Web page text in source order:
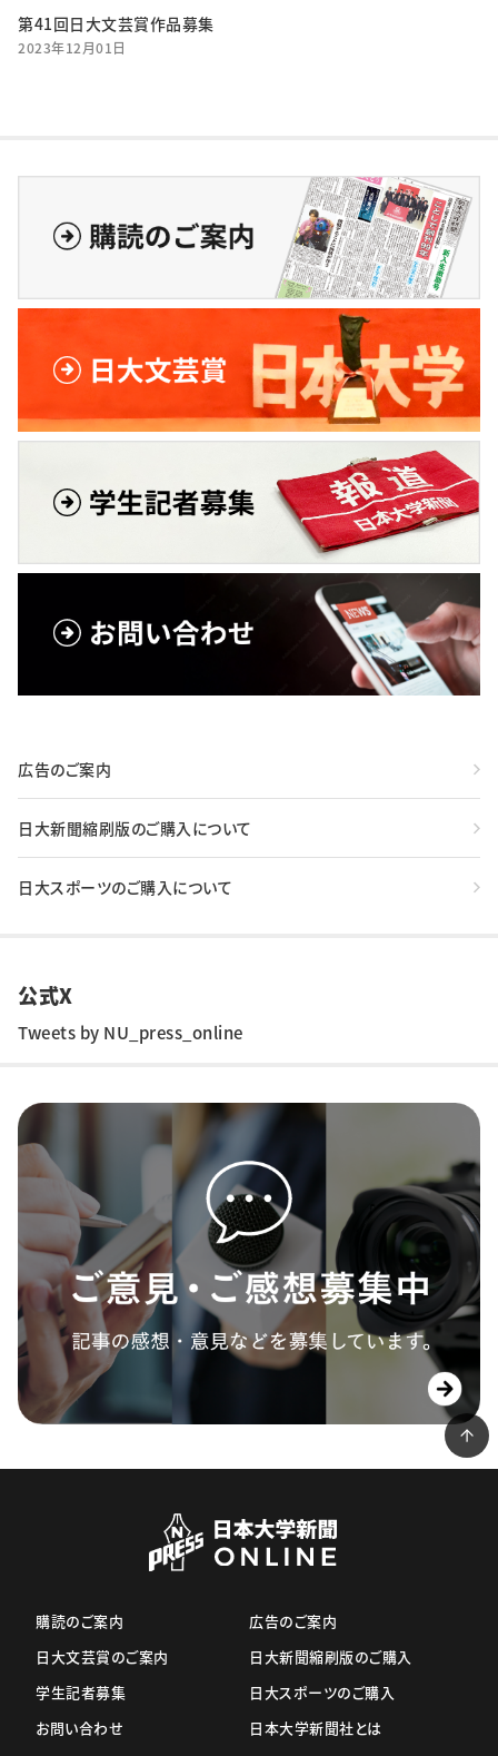
第41回日大文芸賞作品募集
2023年12月01日
広告のご案内
日大新聞縮刷版のご購入について
日大スポーツのご購入について
公式X
Tweets by NU_press_online
購読のご案内
日大文芸賞のご案内
学生記者募集
お問い合わせ
広告のご案内
日大新聞縮刷版のご購入
日大スポーツのご購入
日本大学新聞社とは